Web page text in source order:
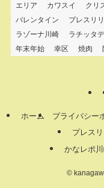
エリア
カワスイ クリ
バレンタイン
プレスリ
ラゾーナ川崎
ラチッタ
年末年始
幸区 焼肉
ホーム プライバシー
プレス
かなレポ
©